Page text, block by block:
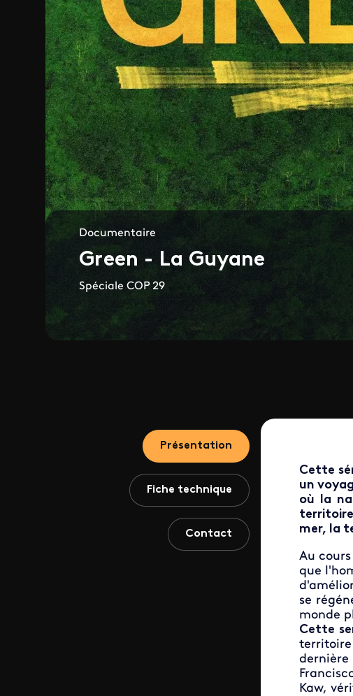
Documentaire
Green - La Guyane
Spéciale COP 29
Présentation
Fiche technique
Contact
Cette
un
où la
mer, la
Au
que
se
monde
Cette
Kaw,